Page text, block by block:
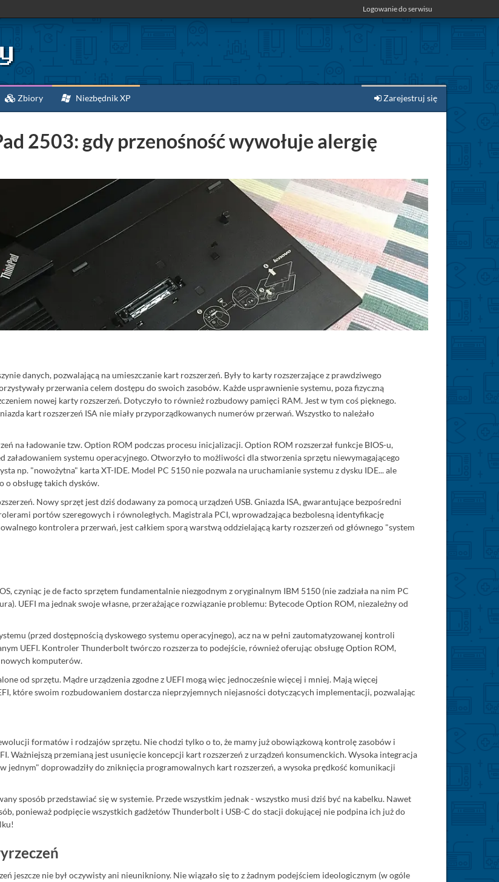
Logowanie do serwisu
Zbiory Niezbędnik XP Zarejestruj się
2503: gdy przenośność wywołuje alergię
danych, pozwalającą na umieszczanie kart rozszerzeń. Były to karty rozszerzające z prawdziwego
przerwania celem dostępu do swoich zasobów. Każde usprawnienie systemu, poza fizyczną
nowej karty rozszerzeń. Dotyczyło to również rozbudowy pamięci RAM. Jest w tym coś pięknego.
kart rozszerzeń ISA nie miały przyporządkowanych numerów przerwań. Wszystko to należało
na ładowanie tzw. Option ROM podczas procesu inicjalizacji. Option ROM rozszerzał funkcje BIOS-u,
systemu operacyjnego. Otworzyło to możliwości dla stworzenia sprzętu niewymagającego
np. "nowożytna" karta XT-IDE. Model PC 5150 nie pozwala na uruchamianie systemu z dysku IDE... ale
o obsługę takich dysków.
Nowy sprzęt jest dziś dodawany za pomocą urządzeń USB. Gniazda ISA, gwarantujące bezpośredni
portów szeregowych i równoległych. Magistrala PCI, wprowadzająca bezbolesną identyfikację
kontrolera przerwań, jest całkiem sporą warstwą oddzielającą karty rozszerzeń od głównego "system
czyniąc je de facto sprzętem fundamentalnie niezgodnym z oryginalnym IBM 5150 (nie zadziała na nim PC
UEFI ma jednak swoje własne, przerażające rozwiązanie problemu: Bytecode Option ROM, niezależny od
(przed dostępnością dyskowego systemu operacyjnego), acz na w pełni zautomatyzowanej kontroli
UEFI. Kontroler Thunderbolt twórczo rozszerza to podejście, również oferując obsługę Option ROM,
nowych komputerów.
od sprzętu. Mądre urządzenia zgodne z UEFI mogą więc jednocześnie więcej i mniej. Mają więcej
które swoim rozbudowaniem dostarcza nieprzyjemnych niejasności dotyczących implementacji, pozwalając
formatów i rodzajów sprzętu. Nie chodzi tylko o to, że mamy już obowiązkową kontrolę zasobów i
Ważniejszą przemianą jest usunięcie koncepcji kart rozszerzeń z urządzeń konsumenckich. Wysoka integracja
jednym" doprowadziły do zniknięcia programowalnych kart rozszerzeń, a wysoka prędkość komunikacji
sposób przedstawiać się w systemie. Przede wszystkim jednak - wszystko musi dziś być na kabelku. Nawet
ponieważ podpięcie wszystkich gadżetów Thunderbolt i USB-C do stacji dokującej nie podpina ich już do
jeszcze nie był oczywisty ani nieunikniony. Nie wiązało się to z żadnym podejściem ideologicznym (w ogóle